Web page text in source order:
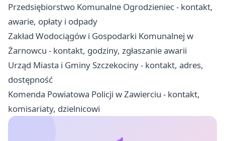
Przedsiębiorstwo Komunalne Ogrodzieniec - kontakt,
awarie, opłaty i odpady
Zakład Wodociągów i Gospodarki Komunalnej w
Żarnowcu - kontakt, godziny, zgłaszanie awarii
Urząd Miasta i Gminy Szczekociny - kontakt, adres,
dostępność
Komenda Powiatowa Policji w Zawierciu - kontakt,
komisariaty, dzielnicowi